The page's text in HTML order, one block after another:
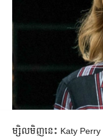
ម្សិលមិញ​នេះ Katy Perry